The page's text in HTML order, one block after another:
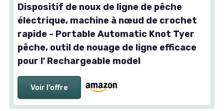
Dispositif de noux de ligne de pêche
électrique, machine à nœud de crochet
rapide - Portable Automatic Knot Tyer
pêche, outil de nouage de ligne efficace
pour l' Rechargeable model
Voir l'offre